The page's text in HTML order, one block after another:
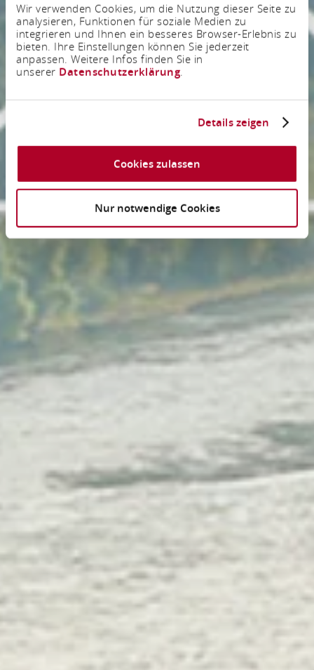
Wir verwenden Cookies, um die Nutzung dieser Seite zu
analysieren, Funktionen für soziale Medien zu
integrieren und Ihnen ein besseres Browser-Erlebnis zu
bieten. Ihre Einstellungen können Sie jederzeit
anpassen. Weitere Infos finden Sie in
unserer Datenschutzerklärung.
Details zeigen
Cookies zulassen
Nur notwendige Cookies